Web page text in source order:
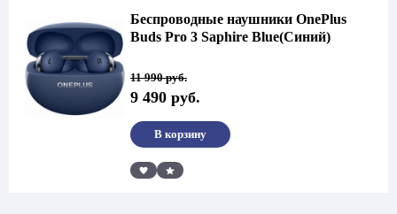
Беспроводные наушники OnePlus
Buds Pro 3 Saphire Blue(Синий)
11 990руб.
Первоначальная
цена
составляла
990 руб..
9 490 руб.
Текущая
цена:
9
490 руб..
Сравнить
В корзину